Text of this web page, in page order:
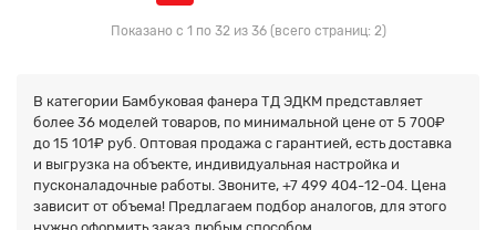
Показано с 1 по 32 из 36 (всего страниц: 2)
В категории Бамбуковая фанера ТД ЭДКМ представляет
более 36 моделей товаров, по минимальной цене от 5 700₽
до 15 101₽ руб. Оптовая продажа с гарантией, есть доставка
и выгрузка на объекте, индивидуальная настройка и
пусконаладочные работы. Звоните, +7 499 404-12-04. Цена
зависит от объема! Предлагаем подбор аналогов, для этого